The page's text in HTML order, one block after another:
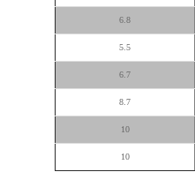
6.8
5.5
6.7
8.7
10
10